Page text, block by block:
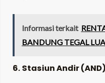
Informasi terkait
BANDUNG TEGAL
6. Stasiun Andir (AND)